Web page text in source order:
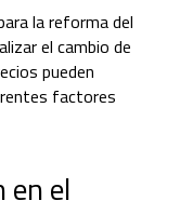
la reforma del
el cambio de
pueden
factores
en el